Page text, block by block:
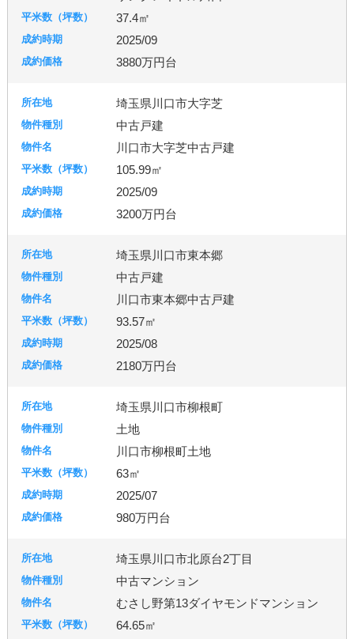
37.4㎡
2025/09
3880万円台
埼玉県川口市大字芝
中古戸建
川口市大字芝中古戸建
105.99㎡
2025/09
3200万円台
埼玉県川口市東本郷
中古戸建
川口市東本郷中古戸建
93.57㎡
2025/08
2180万円台
埼玉県川口市柳根町
土地
川口市柳根町土地
63㎡
2025/07
980万円台
埼玉県川口市北原台2丁目
中古マンション
むさし野第13ダイヤモンドマンション
64.65㎡